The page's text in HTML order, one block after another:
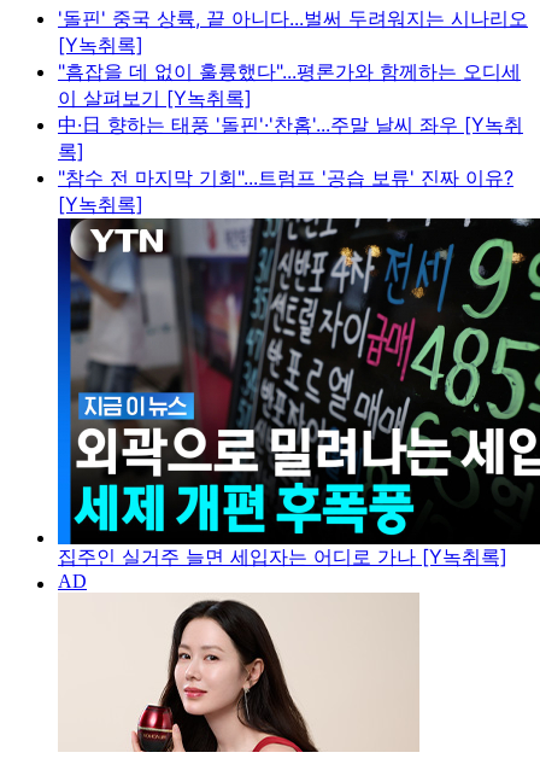
'돌핀' 중국 상륙, 끝 아니다...벌써 두려워지는 시나리오
[Y녹취록]
"흠잡을 데 없이 훌륭했다"...평론가와 함께하는 오디세
이 살펴보기 [Y녹취록]
中·日 향하는 태풍 '돌핀'·'찬홈'...주말 날씨 좌우 [Y녹취
록]
"참수 전 마지막 기회"...트럼프 '공습 보류' 진짜 이유?
[Y녹취록]
집주인 실거주 늘면 세입자는 어디로 가나 [Y녹취록]